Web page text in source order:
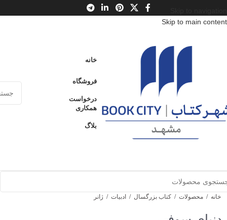
Skip to main content
خانه
فروشگاه
درخواست
همکاری
بلاگ
خانه / محصولات / کتاب بزرگسال / ادبیات / ژانر